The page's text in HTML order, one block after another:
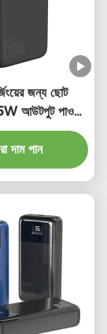
জন্য ছোট
আউটপুট পাওয়ার
ওয়্যারলেস
দাম পান